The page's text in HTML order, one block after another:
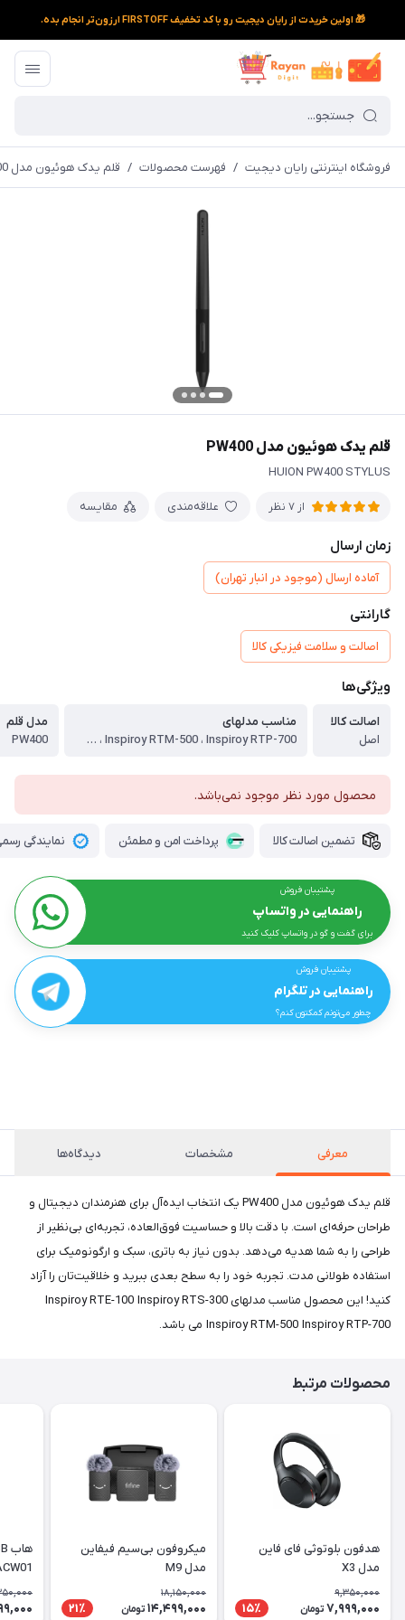
🎁 اولین خریدت از رایان دیجیت رو با کد تخفیف FIRSTOFF ارزون‌تر انجام بده.
فروشگاه اینترنتی رایان دیجیت / فهرست محصولات / قلم یدک هوئیون مدل PW400
قلم یدک هوئیون مدل PW400
HUION PW400 STYLUS
از 7 نظر علاقه‌مندی مقایسه
زمان ارسال
آماده ارسال (موجود در انبار تهران)
گارانتی
اصالت و سلامت فیزیکی کالا
ویژگی‌ها
اصالت کالا
اصل
مناسب مدلهای
Inspiroy RTE-100 ، Inspiroy RTS-300 ، Inspiroy RTM-500 ، Inspiroy RTP-700
مدل قلم
PW400
محصول مورد نظر موجود نمی‌باشد.
تضمین اصالت کالا پرداخت امن و مطمئن نمایندگی
پشتیبان فروش
راهنمایی در واتساپ
برای گفت و گو در واتساپ کلیک کنید
پشتیبان فروش
راهنمایی در تلگرام
چطور می‌تونم کمکتون کنم؟
معرفی مشخصات دیدگاه‌ها
قلم یدک هوئیون مدل PW400 یک انتخاب ایده‌آل برای هنرمندان دیجیتال و
طراحان حرفه‌ای است. با دقت بالا و حساسیت فوق‌العاده، تجربه‌ای بی‌نظیر از
طراحی را به شما هدیه می‌دهد. بدون نیاز به باتری، سبک و ارگونومیک برای
استفاده طولانی مدت. تجربه خود را به سطح بعدی ببرید و خلاقیت‌تان را آزاد
کنید! این محصول مناسب مدلهای Inspiroy RTE-100 Inspiroy RTS-300
Inspiroy RTM-500 Inspiroy RTP-700 می باشد.
محصولات مرتبط
هدفون بلوتوثی فای فاین
مدل X3
9,350,000
7,999,000 تومان 15٪
میکروفون بی‌سیم فیفاین
مدل M9
18,150,000
14,499,000 تومان 21٪